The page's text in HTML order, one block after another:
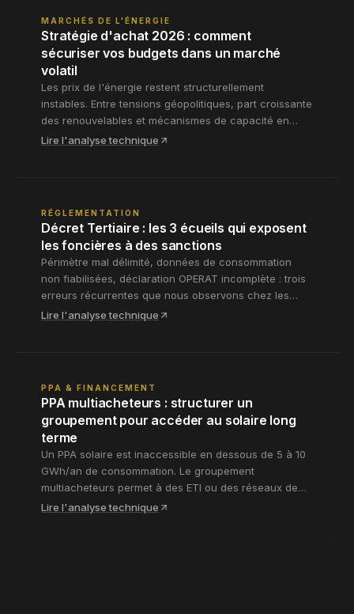
MARCHÉS DE L'ÉNERGIE
Stratégie d'achat 2026 : comment
sécuriser vos budgets dans un marché
volatil
Les prix de l'énergie restent structurellement
instables. Entre tensions géopolitiques, part croissante
des renouvelables et mécanismes de capacité en
évolution, définir une stratégie d'achat cohérente
Lire l'analyse technique
RÉGLEMENTATION
Décret Tertiaire : les 3 écueils qui exposent
les foncières à des sanctions
Périmètre mal délimité, données de consommation
non fiabilisées, déclaration OPERAT incomplète : trois
erreurs récurrentes que nous observons chez les
gestionnaires de portefeuilles tertiaires. Comment les
Lire l'analyse technique
PPA & FINANCEMENT
PPA multiacheteurs : structurer un
groupement pour accéder au solaire long
terme
Un PPA solaire est inaccessible en dessous de 5 à 10
GWh/an de consommation. Le groupement
multiacheteurs permet à des ETI ou des réseaux de
franchisés d'atteindre ce seuil. Retour sur la
Lire l'analyse technique